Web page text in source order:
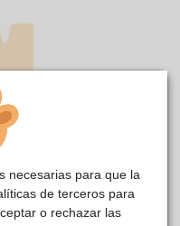
de acogida La Voz
necesarias para que la
de terceros para
o rechazar las